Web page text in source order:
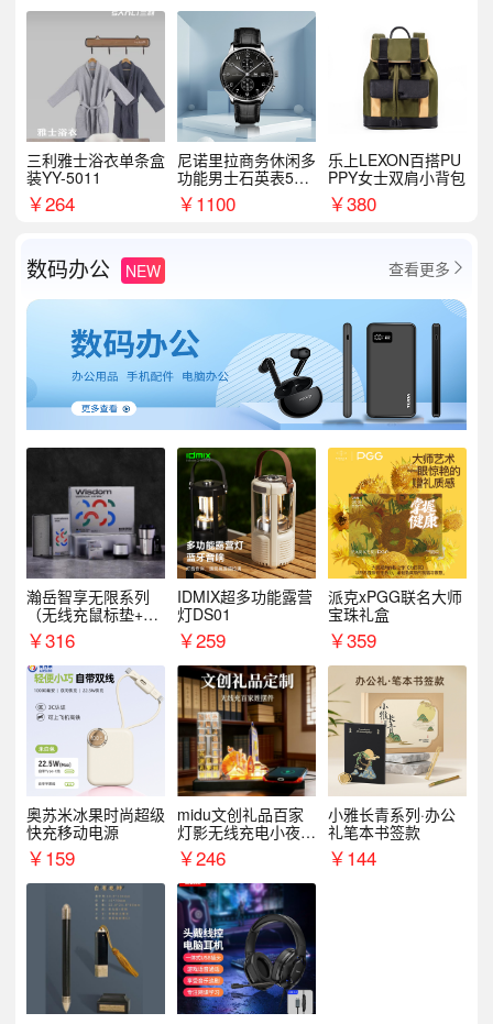
三利雅士浴衣单条盒
装YY-5011
￥264
尼诺里拉商务休闲多
功能男士石英表510
05
￥1100
乐上LEXON百搭PU
PPY女士双肩小背包
￥380
数码办公 NEW 查看更多 
瀚岳智享无限系列
（无线充鼠标垫+飞
利浦音响+乐扣咖啡
杯）
￥316
IDMIX超多功能露营
灯DS01
￥259
派克xPGG联名大师
宝珠礼盒
￥359
奥苏米冰果时尚超级
快充移动电源
￥159
midu文创礼品百家
灯影无线充电小夜灯
纪念礼品定制
￥246
小雅长青系列·办公
礼笔本书签款
￥144